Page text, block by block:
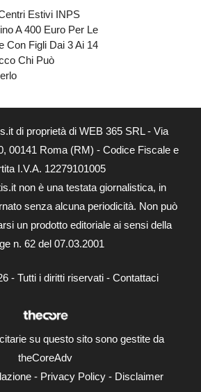
Estivi INPS
A 400 Euro Per Le
Con Figli Dai 3 Ai 14
Chi Può
di proprietà di WEB 365 SRL - Via
00141 Roma (RM) - Codice Fiscale e
I.V.A. 12279101005
non è una testata giornalistica, in
senza alcuna periodicità. Non può
un prodotto editoriale ai sensi della
n. 62 del 07.03.2001
- Tutti i diritti riservati - Contattaci
su questo sito sono gestite da
theCoreAdv
- Privacy Policy- Disclaimer